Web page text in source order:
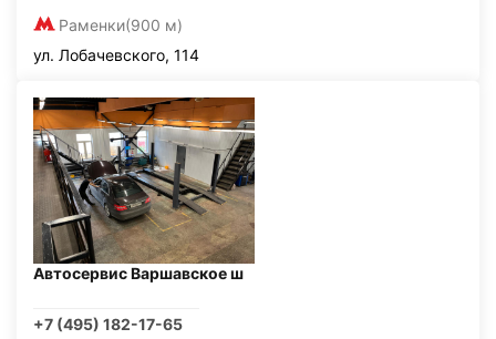
Раменки(900 м)
ул. Лобачевского, 114
Автосервис Варшавское ш
+7 (495) 182-17-65